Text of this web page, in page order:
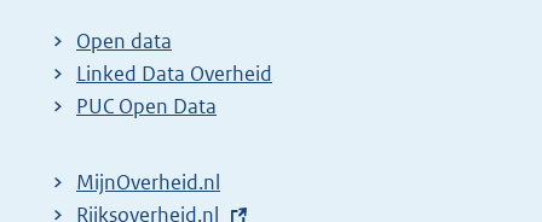
Open data
Linked Data Overheid
PUC Open Data
MijnOverheid.nl
E
Rijksoverheid.nl